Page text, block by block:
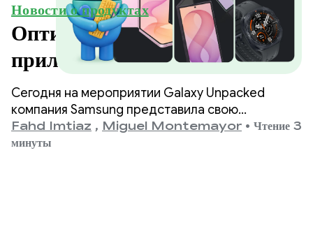
Новости о продуктах
Оптимизируйте свои
приложения для устройств
Samsung Galaxy нового
поколения.
Сегодня на мероприятии Galaxy Unpacked
компания Samsung представила свою
новейшую линейку складных и носимых
устройств. Для разработчиков это означает,
Fahd Imtiaz , Miguel Montemayor • Чтение 3
минуты